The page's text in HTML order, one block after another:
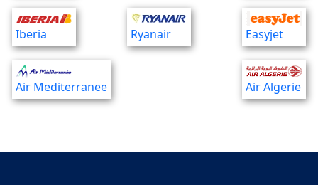
Iberia Ryanair Easyjet
Air Mediterranee Air Algerie